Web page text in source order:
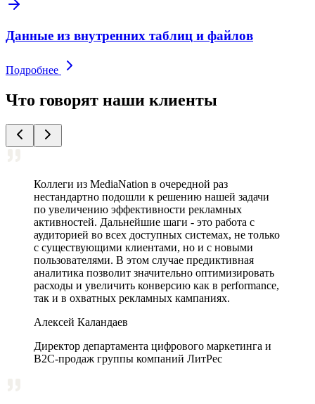
Данные из внутренних таблиц и файлов
Подробнее
Что говорят наши клиенты
Коллеги из MediaNation в очередной раз
нестандартно подошли к решению нашей задачи
по увеличению эффективности рекламных
активностей. Дальнейшие шаги - это работа с
аудиторией во всех доступных системах, не только
с существующими клиентами, но и с новыми
пользователями. В этом случае предиктивная
аналитика позволит значительно оптимизировать
расходы и увеличить конверсию как в performance,
так и в охватных рекламных кампаниях.
Алексей Каландаев
Директор департамента цифрового маркетинга и
В2С-продаж группы компаний ЛитРес